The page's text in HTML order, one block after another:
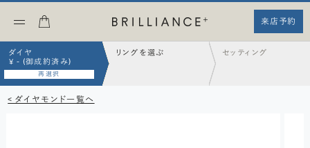
来店予約
ダイヤ
¥ - (御成約済み)
再選択
リングを選ぶ セッティング
< ダイヤモンド一覧へ